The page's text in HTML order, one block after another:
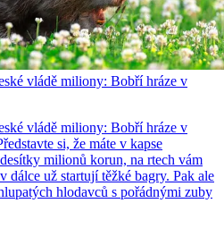
vládě miliony: Bobří hráze v
vládě miliony: Bobří hráze v
si, že máte v kapse
milionů korun, na rtech vám
dálce už startují těžké bagry. Pak ale
hlodavců s pořádnými zuby